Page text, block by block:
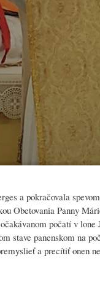
a pokračovala
Obetovania Panny
počatí v lone
stave panenskom na
a precítiť onen